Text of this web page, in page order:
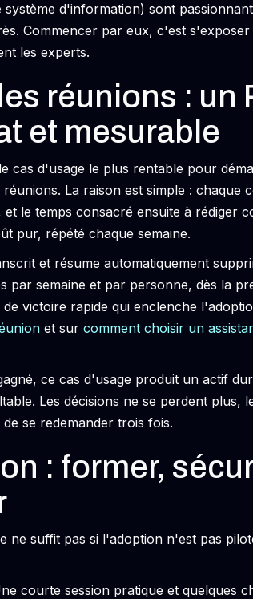
d'information) sont
Commencer par eux, c'est
les experts.
réunions : un
et mesurable
cas d'usage le plus rentable pour
La raison est simple : chaque
le temps consacré ensuite à rédiger
pur, répété chaque semaine.
et résume automatiquement
par semaine et par personne, dès la
victoire rapide qui enclenche
et sur comment choisir un
ce cas d'usage produit un actif
Les décisions ne se perdent plus,
se redemander trois fois.
: former,
ne suffit pas si l'adoption n'est pas
courte session pratique et quelques